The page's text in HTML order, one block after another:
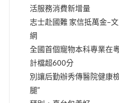
活服務消費新增量
志士赴國難 家信抵萬金–
網
全國首個寵物本科專業在
計檔超600分
別讓后勤辦秀傳醫院健康
腿”